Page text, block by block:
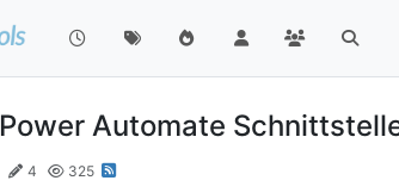
Power Automate
4 325